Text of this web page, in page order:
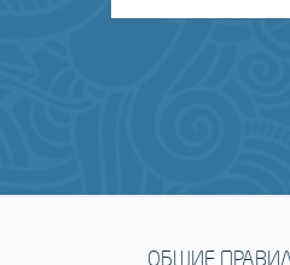
ОБЩИЕ